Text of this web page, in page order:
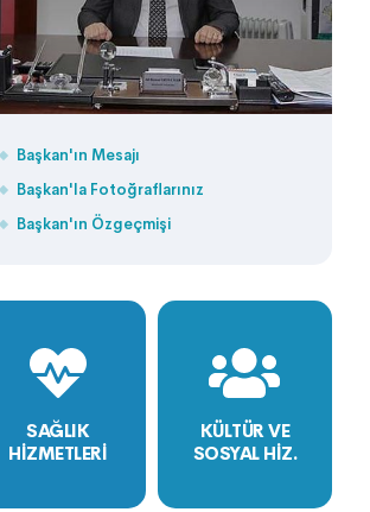
Başkan'ın Mesajı
Başkan'la Fotoğraflarınız
Başkan'ın Özgeçmişi
SAĞLIK
HİZMETLERİ
KÜLTÜR VE
SOSYAL HİZ.